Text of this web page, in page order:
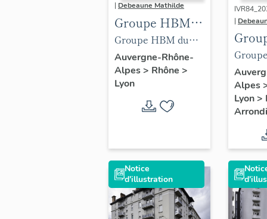
| Debeaune Mathilde
Groupe HBM
du Dauphiné
Lyon3e
Groupe HBM du
Dauphiné, plaque
commémorative de
la Seconde Guerre
mondiale
Auvergne-Rhône-
Alpes> Rhône >
Lyon
|
Alpes
Lyon>
Notice
d'illustration